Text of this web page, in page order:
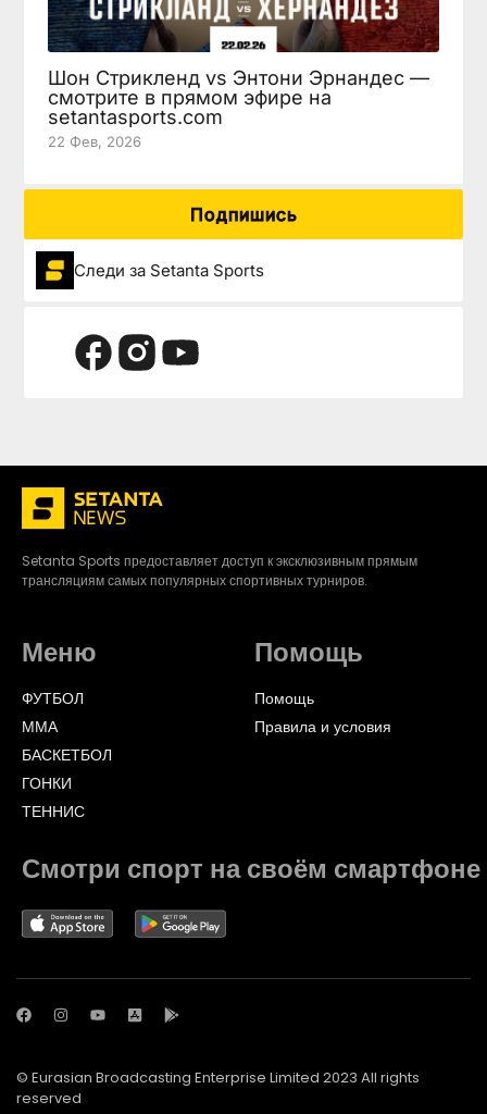
Шон Стрикленд vs Энтони Эрнандес —
смотрите в прямом эфире на
setantasports.com
22 Фев, 2026
Подпишись
Следи за Setanta Sports
Setanta Sports предоставляет доступ к эксклюзивным прямым
трансляциям самых популярных спортивных турниров.
Меню
ФУТБОЛ
ММА
БАСКЕТБОЛ
ГОНКИ
ТЕННИС
Помощь
Помощь
Правила и условия
Смотри спорт на своём смартфоне
© Eurasian Broadcasting Enterprise Limited 2023 All rights
reserved